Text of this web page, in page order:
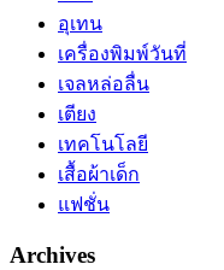
อุเทน
เครื่องพิมพ์วันที่
เจลหล่อลื่น
เตียง
เทคโนโลยี
เสื้อผ้าเด็ก
แฟชั่น
Archives